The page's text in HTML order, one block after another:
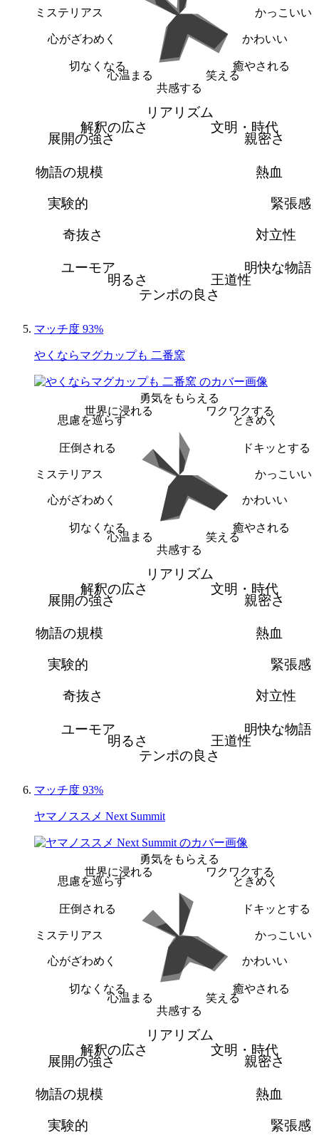
かっこいい
かわいい
癒やされる
笑える
共感する
心温まる
切なくなる
心がざわめく
ミステリアス
リアリズム
文明・時代
親密さ
熱血
緊張感
対立性
明快な物語
王道性
テンポの良さ
明るさ
ユーモア
奇抜さ
実験的
物語の規模
展開の強さ
解釈の広さ
マッチ度 93%
やくならマグカップも 二番窯
勇気をもらえる
ワクワクする
ときめく
ドキッとする
かっこいい
かわいい
癒やされる
笑える
共感する
心温まる
切なくなる
心がざわめく
ミステリアス
圧倒される
思慮を巡らす
世界に浸れる
リアリズム
文明・時代
親密さ
熱血
緊張感
対立性
明快な物語
王道性
テンポの良さ
明るさ
ユーモア
奇抜さ
実験的
物語の規模
展開の強さ
解釈の広さ
マッチ度 93%
ヤマノススメ Next Summit
勇気をもらえる
ワクワクする
ときめく
ドキッとする
かっこいい
かわいい
癒やされる
笑える
共感する
心温まる
切なくなる
心がざわめく
ミステリアス
圧倒される
思慮を巡らす
世界に浸れる
リアリズム
文明・時代
親密さ
熱血
緊張感
実験的
物語の規模
展開の強さ
解釈の広さ